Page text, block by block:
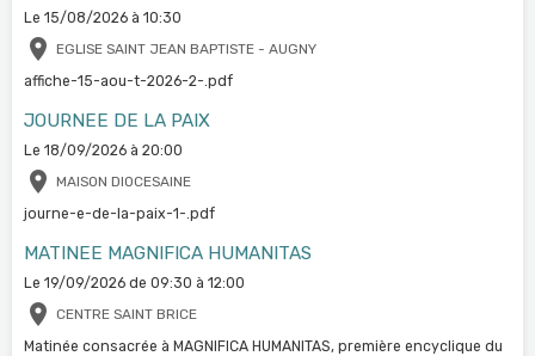
Le 15/08/2026 à 10:30
EGLISE SAINT JEAN BAPTISTE - AUGNY
affiche-15-aou-t-2026-2-.pdf
JOURNEE DE LA PAIX
Le 18/09/2026 à 20:00
MAISON DIOCESAINE
journe-e-de-la-paix-1-.pdf
MATINEE MAGNIFICA HUMANITAS
Le 19/09/2026 de 09:30 à 12:00
CENTRE SAINT BRICE
Matinée consacrée à MAGNIFICA HUMANITAS, première encyclique du